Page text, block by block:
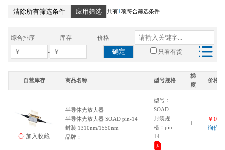
清除所有筛选条件 应用筛选 共有1项符合筛选条件
综合排序 库存 价格
- 确定 只看有货
自营库存 商品名称 型号规格
梯
度
价格
加入收藏
半导体光放大器
半导体光放大器 SOAD pin-14
封装 1310nm/1550nm
品牌：
型号：
SOAD
封装规
格：pin-
14
1
￥
询价